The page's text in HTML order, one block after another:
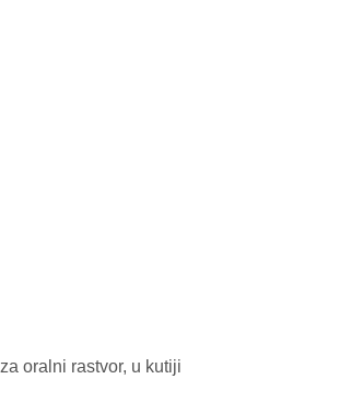
oralni rastvor, u kutiji